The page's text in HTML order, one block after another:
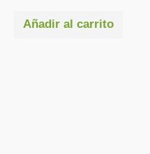
Añadir al carrito